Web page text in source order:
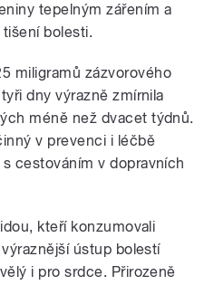
tepelným zářením a
tišení bolesti.
miligramů zázvorového
dny výrazně zmírnila
méně než dvacet týdnů.
v prevenci i léčbě
cestováním v dopravních
kteří konzumovali
ústup bolestí
i pro srdce. Přirozeně